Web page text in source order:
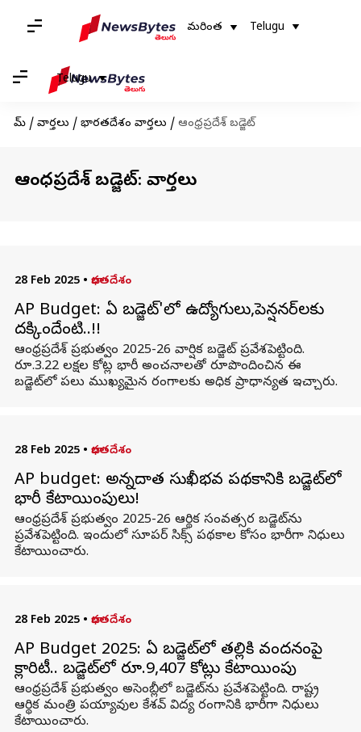
మరింత Telugu
Telugu
హోమ్ / వార్తలు / భారతదేశం వార్తలు / ఆంధ్రప్రదేశ్ బడ్జెట్
ఆంధ్రప్రదేశ్ బడ్జెట్: వార్తలు
28 Feb 2025 • భారతదేశం
AP Budget: ఏపీ బడ్జెట్'లో ఉద్యోగులు,పెన్షనర్‌లకు
దక్కిందేంటి..!!
ఆంధ్రప్రదేశ్ ప్రభుత్వం 2025-26 వార్షిక బడ్జెట్ ప్రవేశపెట్టింది.
రూ.3.22 లక్షల కోట్ల భారీ అంచనాలతో రూపొందించిన ఈ
బడ్జెట్‌లో పలు ముఖ్యమైన రంగాలకు అధిక ప్రాధాన్యత ఇచ్చారు.
28 Feb 2025 • భారతదేశం
AP budget: అన్నదాత సుఖీభవ పథకానికి బడ్జెట్‌లో
భారీ కేటాయింపులు!
ఆంధ్రప్రదేశ్ ప్రభుత్వం 2025-26 ఆర్థిక సంవత్సర బడ్జెట్‌ను
ప్రవేశపెట్టింది. ఇందులో సూపర్ సిక్స్ పథకాల కోసం భారీగా నిధులు
కేటాయించారు.
28 Feb 2025 • భారతదేశం
AP Budget 2025: ఏపీ బడ్జెట్‌లో తల్లికి వందనంపై
క్లారిటీ.. బడ్జెట్‌లో రూ.9,407 కోట్లు కేటాయింపు
ఆంధ్రప్రదేశ్ ప్రభుత్వం అసెంబ్లీలో బడ్జెట్‌ను ప్రవేశపెట్టింది. రాష్ట్ర
ఆర్థిక మంత్రి పయ్యావుల కేశవ్ విద్య రంగానికి భారీగా నిధులు
కేటాయించారు.